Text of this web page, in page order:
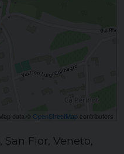
data © OpenStreetMap contributors
San Fior, Veneto,